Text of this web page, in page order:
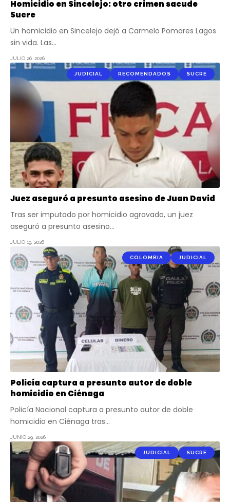
Homicidio en Sincelejo: otro crimen sacude
Sucre
Un homicidio en Sincelejo dejó a Carmelo Pomares Lagos
sin vida. Las…
JULIO 26, 2026
JUDICIAL RECOMENDADOS SUCRE
Juez aseguró a presunto asesino de Juan David
Tras ser imputado por homicidio agravado, un juez
aseguró a presunto asesino…
JULIO 19, 2026
COLOMBIA JUDICIAL
Policía captura a presunto autor de doble
homicidio en Ciénaga
Policía Nacional captura a presunto autor de doble
homicidio en Ciénaga tras…
JUNIO 29, 2026
JUDICIAL SUCRE